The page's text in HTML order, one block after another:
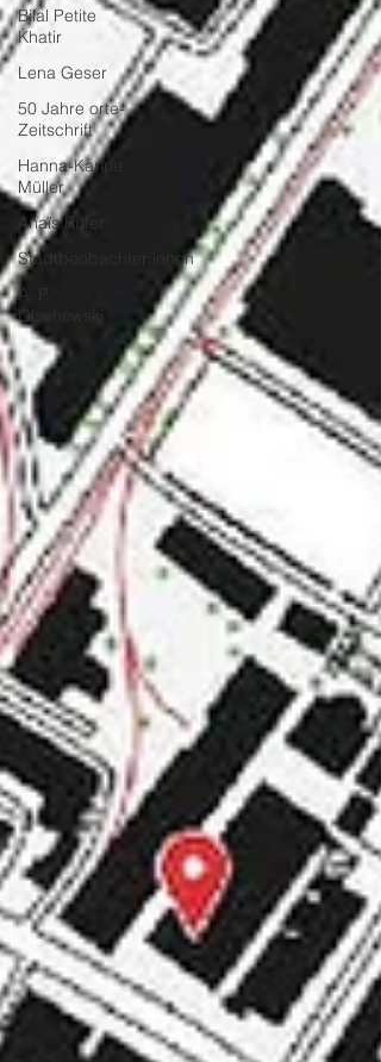
Bilal Petite
Khatir
Lena Geser
50 Jahre orte-
Zeitschrift
Hanna-Karina
Müller
Anaïs Rufer
Stadtbeobachter:innen
A. P.
Olschewski